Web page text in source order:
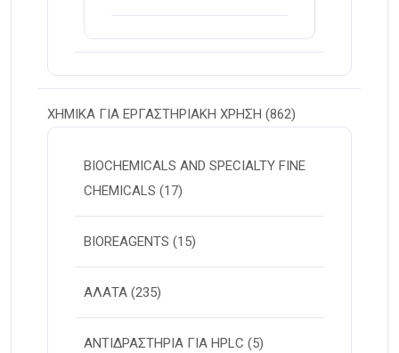
ΧΗΜΙΚΑ ΓΙΑ ΕΡΓΑΣΤΗΡΙΑΚΗ ΧΡΗΣΗ (862)
BIOCHEMICALS AND SPECIALTY FINE
CHEMICALS (17)
BIOREAGENTS (15)
ΑΛΑΤΑ (235)
ΑΝΤΙΔΡΑΣΤΗΡΙΑ ΓΙΑ HPLC (5)